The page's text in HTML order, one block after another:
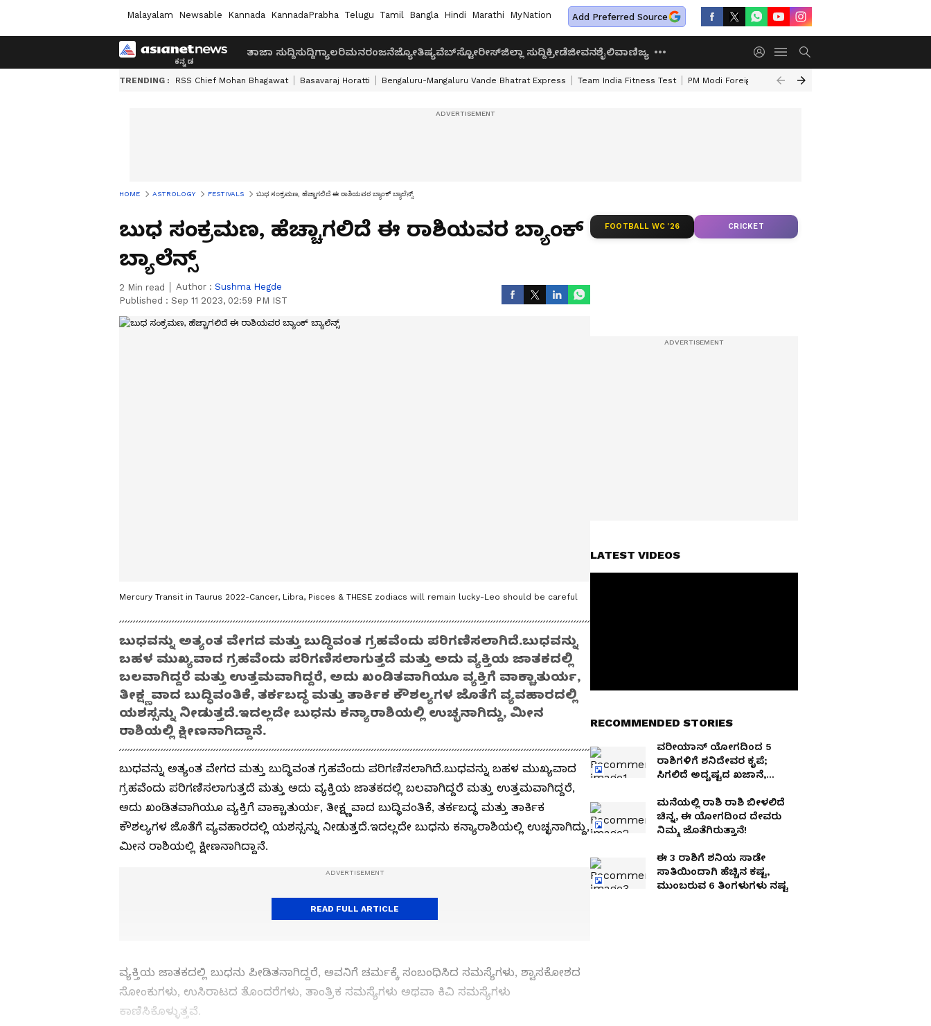
Malayalam Newsable Kannada KannadaPrabha Telugu Tamil Bangla Hindi Marathi MyNation Add Preferred Source
ತಾಜಾ ಸುದ್ದಿಸುದ್ದಿಗ್ಯಾಲರಿಮನರಂಜನೆಜ್ಯೋತಿಷ್ಯವೆಬ್‌ಸ್ಟೋರೀಸ್ಜಿಲ್ಲಾ ಸುದ್ದಿಕ್ರೀಡೆಜೀವನಶೈಲಿವಾಣಿಜ್ಯ
TRENDING : RSS Chief Mohan Bhagawat Basavaraj Horatti Bengaluru-Mangaluru Vande Bhatrat Express Team India Fitness Test PM Modi Foreign Travel Expenditure
HOME ASTROLOGY FESTIVALS ಬುಧ ಸಂಕ್ರಮಣ, ಹೆಚ್ಚಾಗಲಿದೆ ಈ ರಾಶಿಯವರ ಬ್ಯಾಂಕ್ ಬ್ಯಾಲೆನ್ಸ್
ಬುಧ ಸಂಕ್ರಮಣ, ಹೆಚ್ಚಾಗಲಿದೆ ಈ ರಾಶಿಯವರ ಬ್ಯಾಂಕ್
ಬ್ಯಾಲೆನ್ಸ್
2 Min read Author : Sushma Hegde
Published : Sep 11 2023, 02:59 PM IST
Mercury Transit in Taurus 2022-Cancer, Libra, Pisces & THESE zodiacs will remain lucky-Leo should be careful
ಬುಧವನ್ನು ಅತ್ಯಂತ ವೇಗದ ಮತ್ತು ಬುದ್ಧಿವಂತ ಗ್ರಹವೆಂದು ಪರಿಗಣಿಸಲಾಗಿದೆ.ಬುಧವನ್ನು
ಬಹಳ ಮುಖ್ಯವಾದ ಗ್ರಹವೆಂದು ಪರಿಗಣಿಸಲಾಗುತ್ತದೆ ಮತ್ತು ಅದು ವ್ಯಕ್ತಿಯ ಜಾತಕದಲ್ಲಿ
ಬಲವಾಗಿದ್ದರೆ ಮತ್ತು ಉತ್ತಮವಾಗಿದ್ದರೆ, ಅದು ಖಂಡಿತವಾಗಿಯೂ ವ್ಯಕ್ತಿಗೆ ವಾಕ್ಚಾತುರ್ಯ,
ತೀಕ್ಷ್ಣವಾದ ಬುದ್ಧಿವಂತಿಕೆ, ತರ್ಕಬದ್ಧ ಮತ್ತು ತಾರ್ಕಿಕ ಕೌಶಲ್ಯಗಳ ಜೊತೆಗೆ ವ್ಯವಹಾರದಲ್ಲಿ
ಯಶಸ್ಸನ್ನು ನೀಡುತ್ತದೆ.ಇದಲ್ಲದೇ ಬುಧನು ಕನ್ಯಾರಾಶಿಯಲ್ಲಿ ಉಚ್ಛನಾಗಿದ್ದು, ಮೀನ
ರಾಶಿಯಲ್ಲಿ ಕ್ಷೀಣನಾಗಿದ್ದಾನೆ.
ಬುಧವನ್ನು ಅತ್ಯಂತ ವೇಗದ ಮತ್ತು ಬುದ್ಧಿವಂತ ಗ್ರಹವೆಂದು ಪರಿಗಣಿಸಲಾಗಿದೆ.ಬುಧವನ್ನು ಬಹಳ ಮುಖ್ಯವಾದ
ಗ್ರಹವೆಂದು ಪರಿಗಣಿಸಲಾಗುತ್ತದೆ ಮತ್ತು ಅದು ವ್ಯಕ್ತಿಯ ಜಾತಕದಲ್ಲಿ ಬಲವಾಗಿದ್ದರೆ ಮತ್ತು ಉತ್ತಮವಾಗಿದ್ದರೆ,
ಅದು ಖಂಡಿತವಾಗಿಯೂ ವ್ಯಕ್ತಿಗೆ ವಾಕ್ಚಾತುರ್ಯ, ತೀಕ್ಷ್ಣವಾದ ಬುದ್ಧಿವಂತಿಕೆ, ತರ್ಕಬದ್ಧ ಮತ್ತು ತಾರ್ಕಿಕ
ಕೌಶಲ್ಯಗಳ ಜೊತೆಗೆ ವ್ಯವಹಾರದಲ್ಲಿ ಯಶಸ್ಸನ್ನು ನೀಡುತ್ತದೆ.ಇದಲ್ಲದೇ ಬುಧನು ಕನ್ಯಾರಾಶಿಯಲ್ಲಿ ಉಚ್ಛನಾಗಿದ್ದು,
ಮೀನ ರಾಶಿಯಲ್ಲಿ ಕ್ಷೀಣನಾಗಿದ್ದಾನೆ.
ವ್ಯಕ್ತಿಯ ಜಾತಕದಲ್ಲಿ ಬುಧನು ಪೀಡಿತನಾಗಿದ್ದರೆ, ಅವನಿಗೆ ಚರ್ಮಕ್ಕೆ ಸಂಬಂಧಿಸಿದ ಸಮಸ್ಯೆಗಳು, ಶ್ವಾಸಕೋಶದ
ಸೋಂಕುಗಳು, ಉಸಿರಾಟದ ತೊಂದರೆಗಳು, ತಾಂತ್ರಿಕ ಸಮಸ್ಯೆಗಳು ಅಥವಾ ಕಿವಿ ಸಮಸ್ಯೆಗಳು
ಕಾಣಿಸಿಕೊಳ್ಳುತ್ತವೆ.
READ FULL ARTICLE
FOOTBALL WC '26 CRICKET
LATEST VIDEOS
RECOMMENDED STORIES
ವರೀಯಾನ್ ಯೋಗದಿಂದ 5
ರಾಶಿಗಳಿಗೆ ಶನಿದೇವರ ಕೃಪೆ;
ಸಿಗಲಿದೆ ಅದೃಷ್ಟದ ಖಜಾನೆ,
ಮನೆಯಲ್ಲಿ ರಾಶಿ ರಾಶಿ ಬೀಳಲಿದೆ
ಚಿನ್ನ, ಈ ಯೋಗದಿಂದ ದೇವರು
ನಿಮ್ಮ ಜೊತೆಗಿರುತ್ತಾನೆ!
ಈ 3 ರಾಶಿಗೆ ಶನಿಯ ಸಾಡೇ
ಸಾತಿಯಿಂದಾಗಿ ಹೆಚ್ಚಿನ ಕಷ್ಟ,
ಮುಂಬರುವ 6 ತಿಂಗಳುಗಳು ನಷ್ಟ